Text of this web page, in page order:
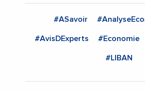
#ASavoir
#AvisDExperts #Economie
#LIBAN